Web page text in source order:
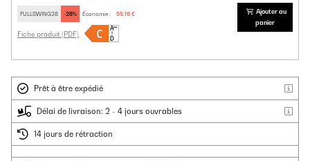
FULLSWING28 -28% Économie : 55,16 €
Fiche produit (PDF)
Ajouter au
panier
Prêt à être expédié
Délai de livraison: 2 - 4 jours ouvrables
14 jours de rétraction